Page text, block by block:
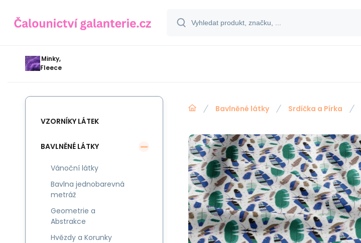
Minky,
Fleece
Bavlněné látky Srdíčka a Pírka
VZORNÍKY LÁTEK
BAVLNĚNÉ LÁTKY
Vánoční látky
Bavlna jednobarevná
metráž
Geometrie a
Abstrakce
Hvězdy a Korunky